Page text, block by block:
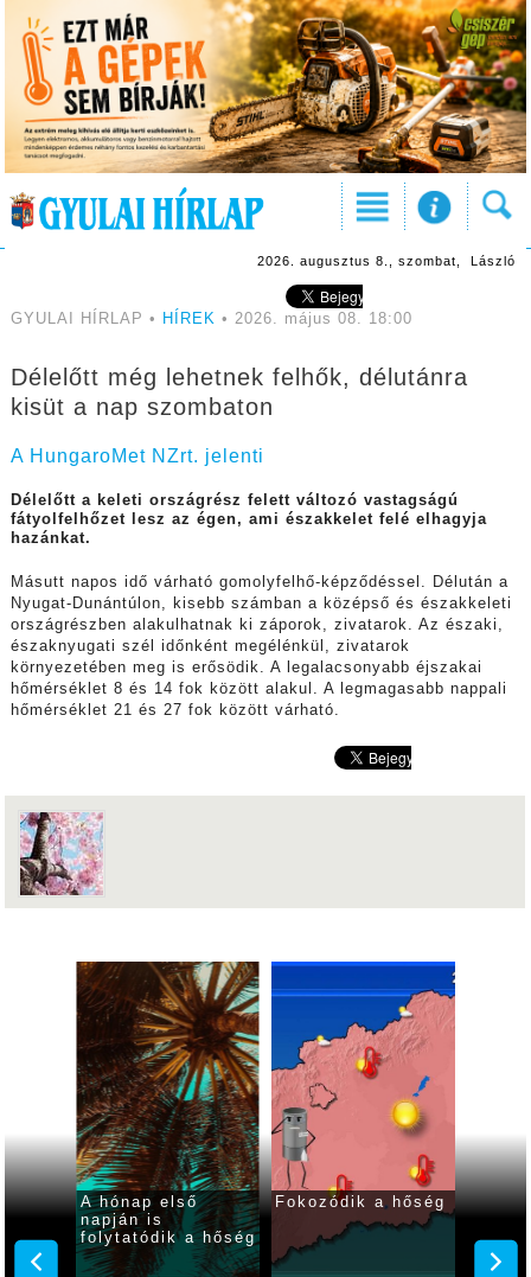
2026. augusztus 8., szombat, László
GYULAI HÍRLAP • HÍREK • 2026. május 08. 18:00
Délelőtt még lehetnek felhők, délutánra
kisüt a nap szombaton
A HungaroMet NZrt. jelenti
Délelőtt a keleti országrész felett változó vastagságú
fátyolfelhőzet lesz az égen, ami északkelet felé elhagyja
hazánkat.
Másutt napos idő várható gomolyfelhő-képződéssel. Délután a
Nyugat-Dunántúlon, kisebb számban a középső és északkeleti
országrészben alakulhatnak ki záporok, zivatarok. Az északi,
északnyugati szél időnként megélénkül, zivatarok
környezetében meg is erősödik. A legalacsonyabb éjszakai
hőmérséklet 8 és 14 fok között alakul. A legmagasabb nappali
hőmérséklet 21 és 27 fok között várható.
A hónap első
napján is
folytatódik a hőség
Fokozódik a hőség